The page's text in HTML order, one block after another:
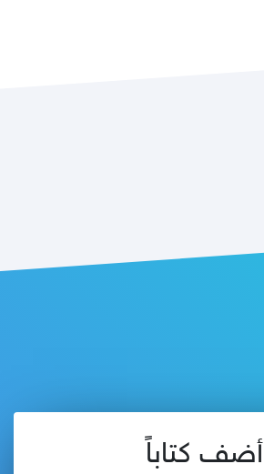
أضف كتاباً